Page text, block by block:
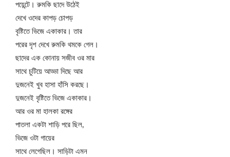
পয়েন্টে। রুমকি ছাদে উঠেই
দেখে ওদের কাপড় চোপড়
বৃষ্টিতে ভিজে একাকার। তার
পরের দৃশ দেখে রুমকি থমকে গেল।
ছাদের এক কোনায় সজীব ওর মার
সাথে চুটিয়ে আড্ডা দিছে আর
দুজনেই খুব হাসা হাঁসি করছে।
দুজনেই বৃষ্টিতে ভিজে একাকার।
আর ওর মা হালকা রঙ্গের
পাতলা একটা শাড়ি পরে ছিল,
ভিজে ওটা গায়ের
সাথে লেগেছিল। সাড়িটা এমন